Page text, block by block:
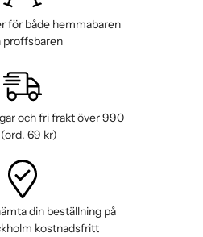
för både hemmabaren
proffsbaren
och fri frakt över 990
69 kr)
din beställning på
kostnadsfritt